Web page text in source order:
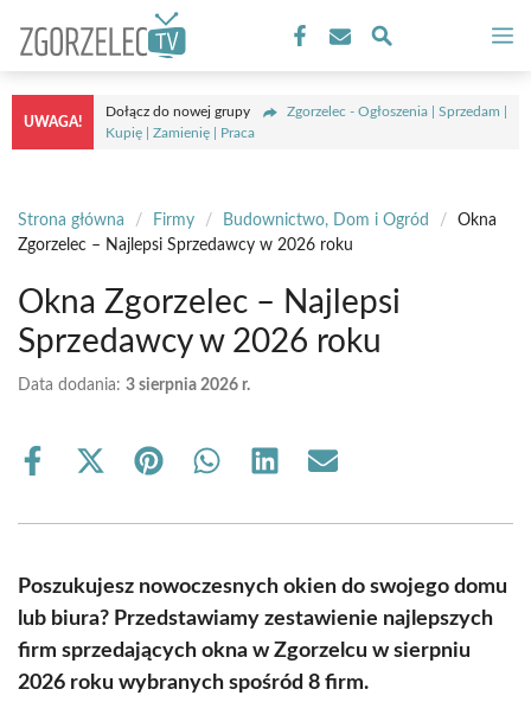
treści
UWAGA!
Dołącz do nowej grupy
Zgorzelec - Ogłoszenia | Sprzedam |
Kupię | Zamienię | Praca
Strona główna / Firmy / Budownictwo, Dom i Ogród /
Okna
Zgorzelec – Najlepsi Sprzedawcy w 2026 roku
Okna Zgorzelec – Najlepsi
Sprzedawcy w 2026 roku
Data dodania: 3 sierpnia 2026 r.
Share
Share
(Twitter)
Share Share Share Share
Poszukujesz nowoczesnych okien do swojego domu
lub biura? Przedstawiamy zestawienie najlepszych
firm sprzedających okna w Zgorzelcu w sierpniu
2026 roku wybranych spośród 8 firm.